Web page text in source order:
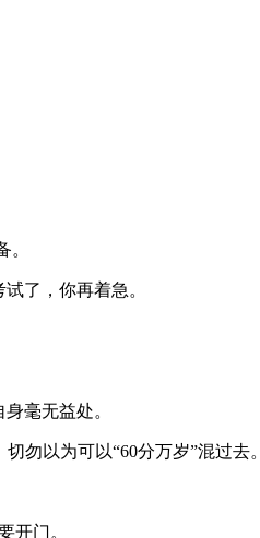
。
了，你再着急。
毫无益处。
勿以为可以“60分万岁”混过去。
开门。